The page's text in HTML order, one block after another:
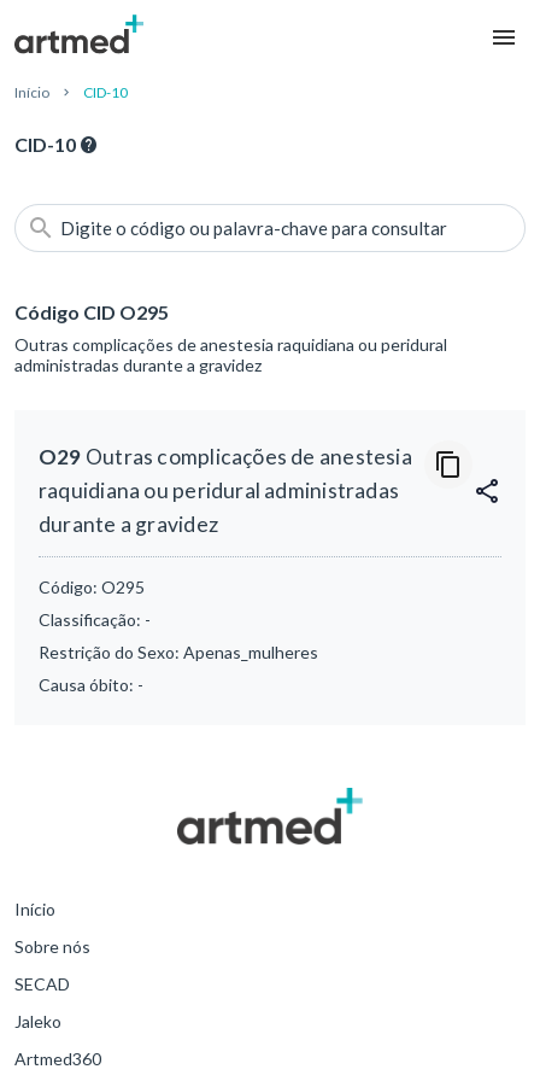
Início CID-10
CID-10
Digite o código ou palavra-chave para consultar
Código CID O295
Outras complicações de anestesia raquidiana ou peridural
administradas durante a gravidez
O29 Outras complicações de anestesia
raquidiana ou peridural administradas
durante a gravidez
Código: O295
Classificação: -
Restrição do Sexo: Apenas_mulheres
Causa óbito: -
Início
Sobre nós
SECAD
Jaleko
Artmed360